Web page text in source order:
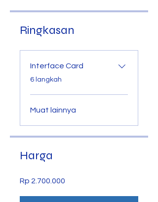
Ringkasan
Interface Card
.6 langkah
Muat lainnya
Harga
Rp 2.700.000